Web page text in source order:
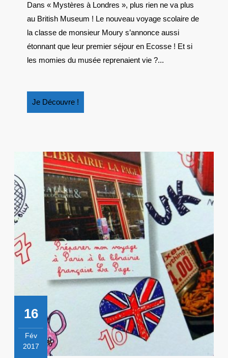
LONDRES
AU
BRITISH
MUSEUM
Dans « Mystères à Londres », plus rien ne va plus
au British Museum ! Le nouveau voyage scolaire de
la classe de monsieur Moury s’annonce aussi
étonnant que leur premier séjour en Ecosse ! Et si
les momies du musée reprenaient vie ?...
Je Découvre !
Découvre
16
Fév
2017